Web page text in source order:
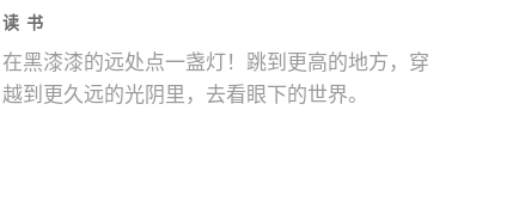
读 书
在黑漆漆的远处点一盏灯！跳到更高的地方，穿
越到更久远的光阴里，去看眼下的世界。